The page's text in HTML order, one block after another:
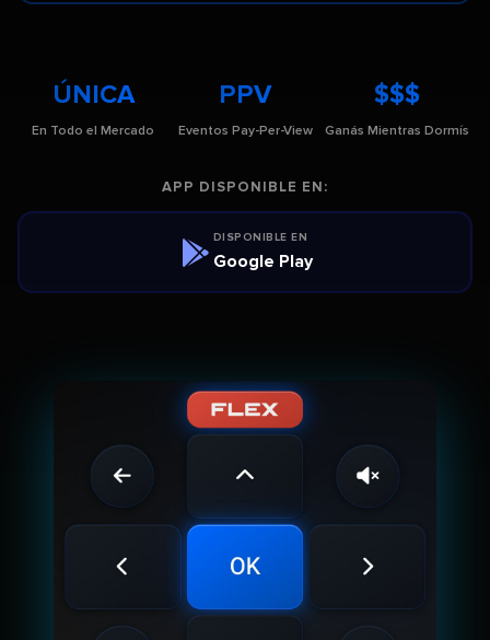
ÚNICA
En Todo el Mercado
PPV
Eventos Pay-Per-View
$$$
Ganás Mientras Dormís
APP DISPONIBLE EN:
DISPONIBLE EN
Google Play